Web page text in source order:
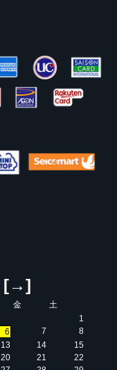
[→]
金
土
1
6 7
8
13 14
15
20 21
22